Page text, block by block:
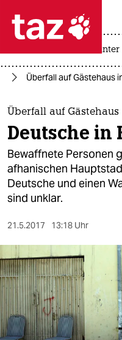
 taz
taz
themen
politik
öko
gesellschaft
kultur
sport
berlin
nord
wahrheit
usa
Überfall auf Gästehaus
Überfall auf
Deutsche in
Bewaffnete Personen
afhanischen
Deutsche und einen
sind unklar.
21.5.2017 13:18 Uhr